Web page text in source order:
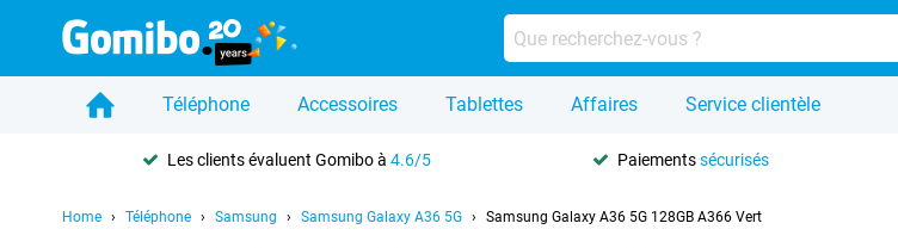
Téléphone Accessoires Tablettes Affaires Service clientèle
Les clients évaluent Gomibo à4.6/5 Paiementssécurisés
Home Téléphone Samsung Samsung Galaxy A36 5G Samsung Galaxy A36 5G 128GB A366 Vert